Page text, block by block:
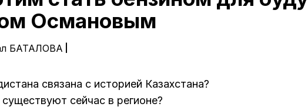
Османовым
БАТАЛОВА
связана с историей Казахстана?
сейчас в регионе?